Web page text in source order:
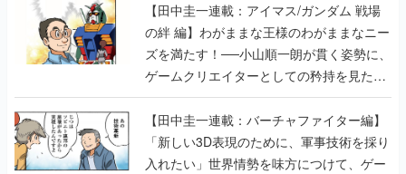
【田中圭一連載：アイマス/ガンダム 戦場
の絆 編】わがままな王様のわがままなニー
ズを満たす！──小山順一朗が貫く姿勢に、
ゲームクリエイターとしての矜持を見た
【若ゲのいたり最終回】
【田中圭一連載：バーチャファイター編】
「新しい3D表現のために、軍事技術を採り
入れたい」世界情勢を味方につけて、ゲー